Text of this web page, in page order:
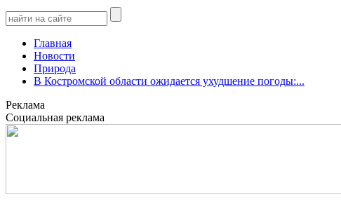
Главная
Новости
Природа
В Костромской области ожидается ухудшение погоды:...
Реклама
Социальная реклама